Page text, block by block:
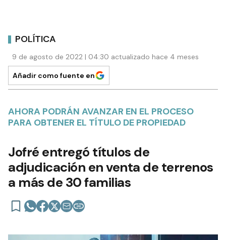
POLÍTICA
9 de agosto de 2022 | 04:30 actualizado hace 4 meses
Añadir como fuente en
AHORA PODRÁN AVANZAR EN EL PROCESO
PARA OBTENER EL TÍTULO DE PROPIEDAD
Jofré entregó títulos de
adjudicación en venta de terrenos
a más de 30 familias